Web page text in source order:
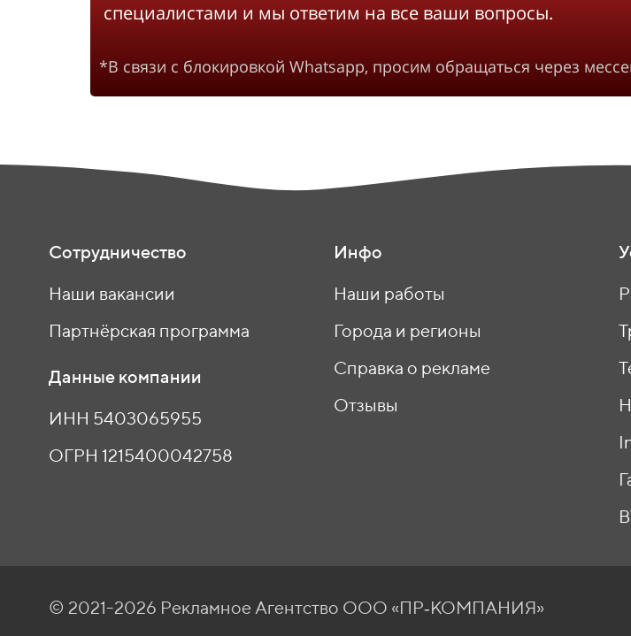
специалистами и мы ответим на все ваши вопросы.
*В связи с блокировкой Whatsapp, просим обращаться через
Сотрудничество
Наши вакансии
Партнёрская программа
Данные компании
ИНН 5403065955
ОГРН 1215400042758
Инфо
Наши работы
Города и регионы
Справка о рекламе
Отзывы
© 2021-2026 Рекламное Агентство ООО «ПР‑КОМПАНИЯ»